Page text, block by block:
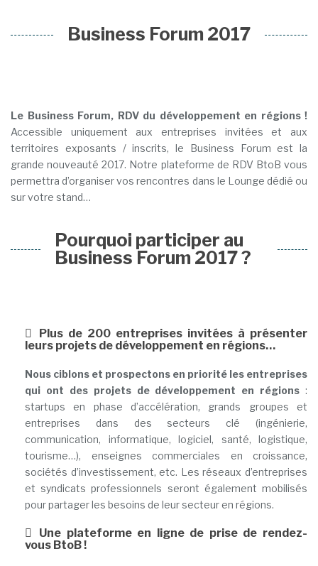
Business Forum 2017
Le Business Forum, RDV du développement en régions !
Accessible uniquement aux entreprises invitées et aux
territoires exposants / inscrits, le Business Forum est la
grande nouveauté 2017. Notre plateforme de RDV BtoB vous
permettra d’organiser vos rencontres dans le Lounge dédié ou
sur votre stand…
Pourquoi participer au
Business Forum 2017 ?
Plus de 200 entreprises invitées à présenter
leurs projets de développement en régions…
Nous ciblons et prospectons en priorité les entreprises
qui ont des projets de développement en régions :
startups en phase d’accélération, grands groupes et
entreprises dans des secteurs clé (ingénierie,
communication, informatique, logiciel, santé, logistique,
tourisme…), enseignes commerciales en croissance,
sociétés d’investissement, etc. Les réseaux d’entreprises
et syndicats professionnels seront également mobilisés
pour partager les besoins de leur secteur en régions.
Une plateforme en ligne de prise de rendez-
vous BtoB!